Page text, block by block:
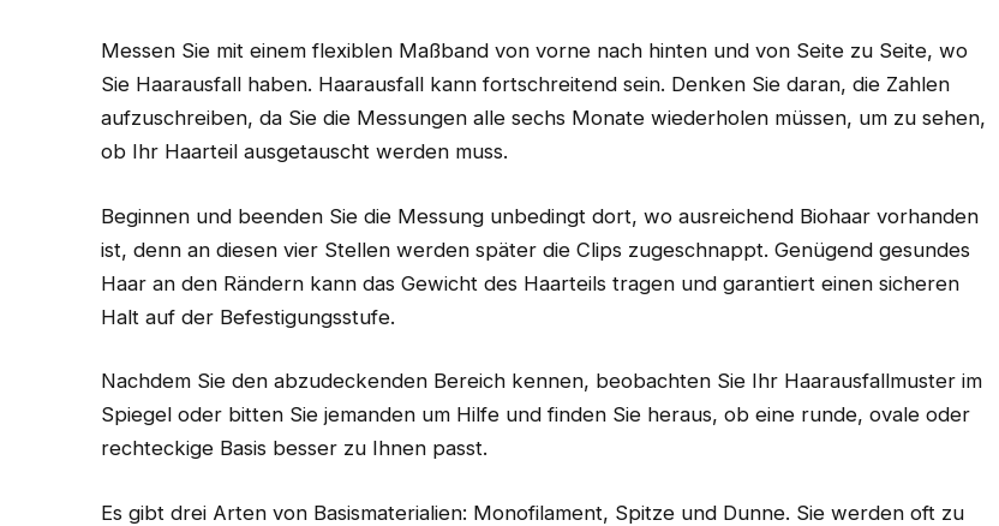
Messen Sie mit einem flexiblen Maßband von vorne nach hinten und von Seite zu Seite, wo
Sie Haarausfall haben. Haarausfall kann fortschreitend sein. Denken Sie daran, die Zahlen
aufzuschreiben, da Sie die Messungen alle sechs Monate wiederholen müssen, um zu sehen,
ob Ihr Haarteil ausgetauscht werden muss.
Beginnen und beenden Sie die Messung unbedingt dort, wo ausreichend Biohaar vorhanden
ist, denn an diesen vier Stellen werden später die Clips zugeschnappt. Genügend gesundes
Haar an den Rändern kann das Gewicht des Haarteils tragen und garantiert einen sicheren
Halt auf der Befestigungsstufe.
Nachdem Sie den abzudeckenden Bereich kennen, beobachten Sie Ihr Haarausfallmuster im
Spiegel oder bitten Sie jemanden um Hilfe und finden Sie heraus, ob eine runde, ovale oder
rechteckige Basis besser zu Ihnen passt.
Es gibt drei Arten von Basismaterialien: Monofilament, Spitze und Dunne. Sie werden oft zu